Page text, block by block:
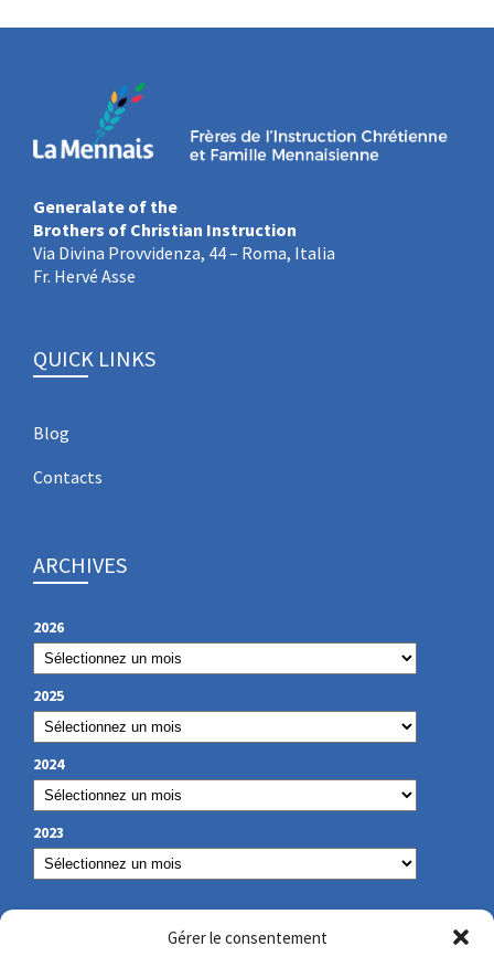
Gérer le consentement
Generalate of the
Brothers of Christian Instruction
Via Divina Provvidenza, 44 – Roma, Italia
Fr. Hervé Asse
QUICK LINKS
Blog
Contacts
ARCHIVES
2026
2025
2024
2023
OUR CONTACT